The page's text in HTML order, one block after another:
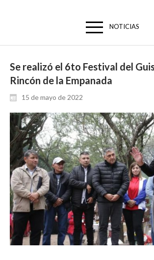
NOTICIAS
Se realizó el 6to Festival del
Rincón de la Empanada
15 de mayo de 2022